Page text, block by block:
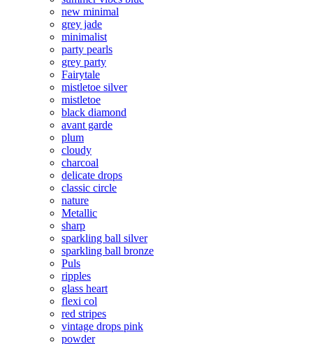
new minimal
grey jade
minimalist
party pearls
grey party
Fairytale
mistletoe silver
mistletoe
black diamond
avant garde
plum
cloudy
charcoal
delicate drops
classic circle
nature
Metallic
sharp
sparkling ball silver
sparkling ball bronze
Puls
ripples
glass heart
flexi col
red stripes
vintage drops pink
powder